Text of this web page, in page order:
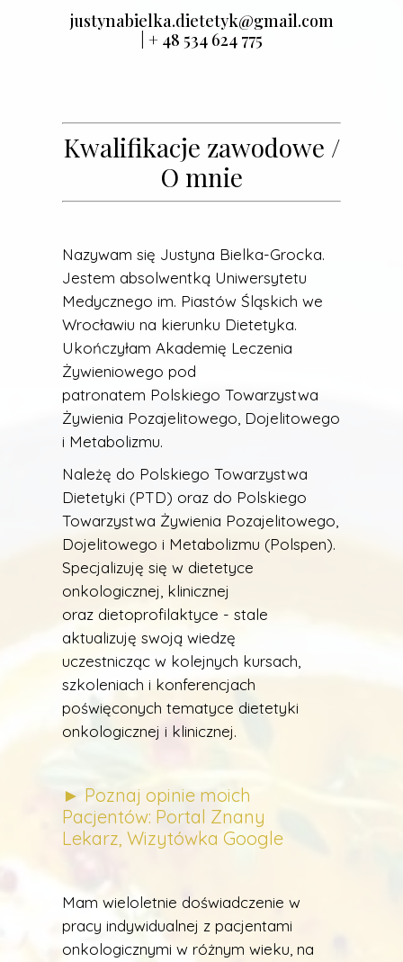
justynabielka.dietetyk@gmail.com
| + 48 534 624 775
Kwalifikacje zawodowe /
O mnie
Nazywam się Justyna Bielka-Grocka.
Jestem absolwentką Uniwersytetu
Medycznego im. Piastów Śląskich we
Wrocławiu na kierunku Dietetyka.
Ukończyłam Akademię Leczenia
Żywieniowego pod
patronatem Polskiego Towarzystwa
Żywienia Pozajelitowego, Dojelitowego
i Metabolizmu.
Należę do Polskiego Towarzystwa
Dietetyki (PTD) oraz do Polskiego
Towarzystwa Żywienia Pozajelitowego,
Dojelitowego i Metabolizmu (Polspen).
Specjalizuję się w dietetyce
onkologicznej, klinicznej
oraz dietoprofilaktyce - stale
aktualizuję swoją wiedzę
uczestnicząc w kolejnych kursach,
szkoleniach i konferencjach
poświęconych tematyce dietetyki
onkologicznej i klinicznej.
► Poznaj opinie moich
Pacjentów: Portal Znany
Lekarz, Wizytówka Google
Mam wieloletnie doświadczenie w
pracy indywidualnej z pacjentami
onkologicznymi w różnym wieku, na